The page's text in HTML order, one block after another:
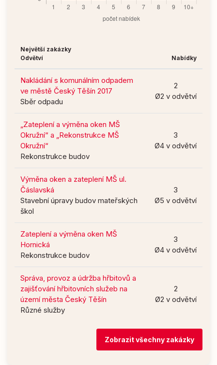
Největší zakázky
Odvětví
Nabídky
Nakládání s komunálním odpadem
ve městě Český Těšín 2017
Sběr odpadu
2
Ø2 v odvětví
„Zateplení a výměna oken MŠ
Okružní“ a „Rekonstrukce MŠ
Okružní“
Rekonstrukce budov
3
Ø4 v odvětví
Výměna oken a zateplení MŠ ul.
Čáslavská
Stavební úpravy budov mateřských
škol
3
Ø5 v odvětví
Zateplení a výměna oken MŠ
Hornická
Rekonstrukce budov
3
Ø4 v odvětví
Správa, provoz a údržba hřbitovů a
zajišťování hřbitovních služeb na
území města Český Těšín
Různé služby
2
Ø2 v odvětví
Zobrazit všechny zakázky